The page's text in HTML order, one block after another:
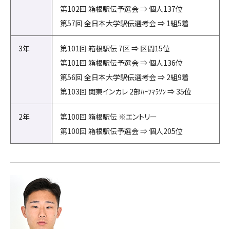
第102回 箱根駅伝予選会 ⇒ 個人137位
第57回 全日本大学駅伝選考会 ⇒ 1組5着
3年
第101回 箱根駅伝 7区 ⇒ 区間15位
第101回 箱根駅伝予選会 ⇒ 個人136位
第56回 全日本大学駅伝選考会 ⇒ 2組9着
第103回 関東インカレ 2部ﾊｰﾌﾏﾗｿﾝ ⇒ 35位
2年
第100回 箱根駅伝 ※エントリー
第100回 箱根駅伝予選会 ⇒ 個人205位